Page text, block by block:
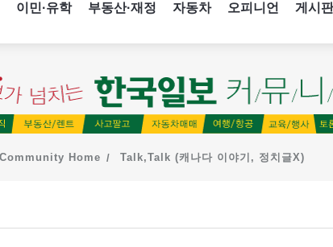
이민·유학 부동산·재정 자동차 오피니언 게시판
Community Home Talk,Talk (캐나다 이야기, 정치글X)